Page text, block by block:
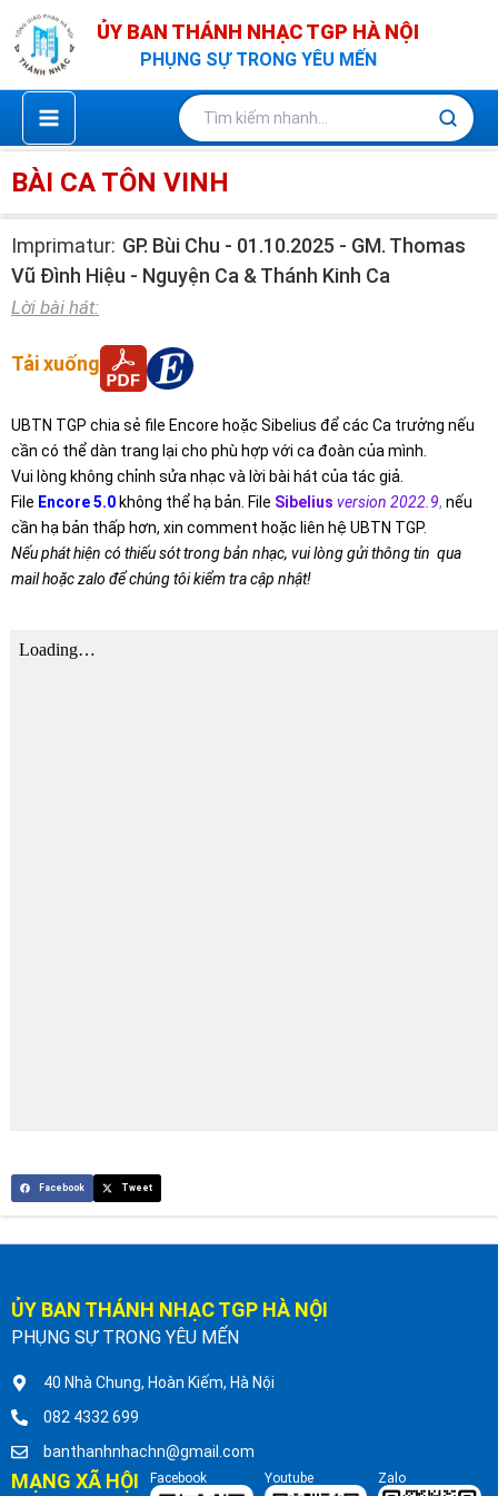
Nhảy
tới
nội
dung
ỦY BAN THÁNH NHẠC TGP HÀ NỘI
PHỤNG SỰ TRONG YÊU MẾN
BÀI CA TÔN VINH
Imprimatur: GP. Bùi Chu - 01.10.2025 - GM. Thomas
Vũ Đình Hiệu - Nguyện Ca & Thánh Kinh Ca
Lời bài hát:
Tải xuống
UBTN TGP chia sẻ file Encore hoặc Sibelius để các Ca trưởng nếu
cần có thể dàn trang lại cho phù hợp với ca đoàn của mình.
Vui lòng không chỉnh sửa nhạc và lời bài hát của tác giả.
File Encore 5.0 không thể hạ bản. File Sibelius version 2022.9, nếu
cần hạ bản thấp hơn, xin comment hoặc liên hệ UBTN TGP.
Nếu phát hiện có thiếu sót trong bản nhạc, vui lòng gửi thông tin qua
mail hoặc zalo để chúng tôi kiểm tra cập nhật!
Facebook Tweet
ỦY BAN THÁNH NHẠC TGP HÀ NỘI
PHỤNG SỰ TRONG YÊU MẾN
40 Nhà Chung, Hoàn Kiếm, Hà Nội
082 4332 699
banthanhnhachn@gmail.com
MẠNG XÃ HỘI Facebook Youtube Zalo